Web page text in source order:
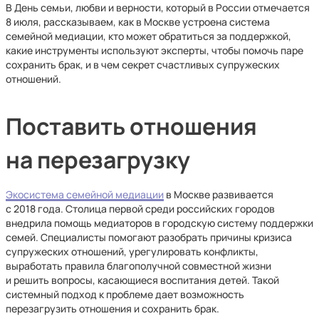
В День семьи, любви и верности, который в России отмечается
8 июля, рассказываем, как в Москве устроена система
семейной медиации, кто может обратиться за поддержкой,
какие инструменты используют эксперты, чтобы помочь паре
сохранить брак, и в чем секрет счастливых супружеских
отношений.
Поставить отношения
на перезагрузку
Экосистема семейной медиации в Москве развивается
с 2018 года. Столица первой среди российских городов
внедрила помощь медиаторов в городскую систему поддержки
семей. Специалисты помогают разобрать причины кризиса
супружеских отношений, урегулировать конфликты,
выработать правила благополучной совместной жизни
и решить вопросы, касающиеся воспитания детей. Такой
системный подход к проблеме дает возможность
перезагрузить отношения и сохранить брак.